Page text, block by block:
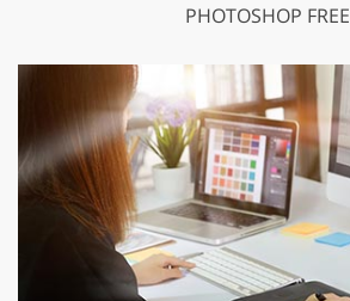
PHOTOSHOP FREE